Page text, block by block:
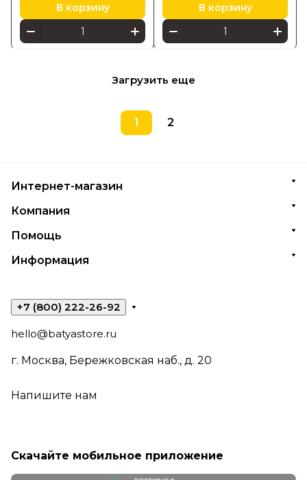
В корзину В корзину
Загрузить еще
1 2
Интернет-магазин
Компания
Помощь
Информация
+7 (800) 222-26-92
hello@batyastore.ru
г. Москва, Бережковская наб., д. 20
Напишите нам
Скачайте мобильное приложение